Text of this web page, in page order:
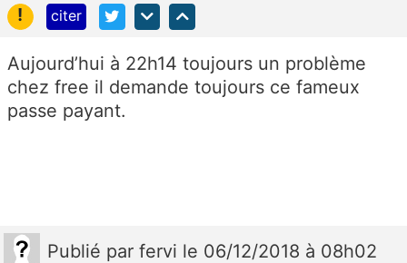
!
citer
Aujourd’hui à 22h14 toujours un problème
chez free il demande toujours ce fameux
passe payant.
Publié par fervi le 06/12/2018 à 08h02